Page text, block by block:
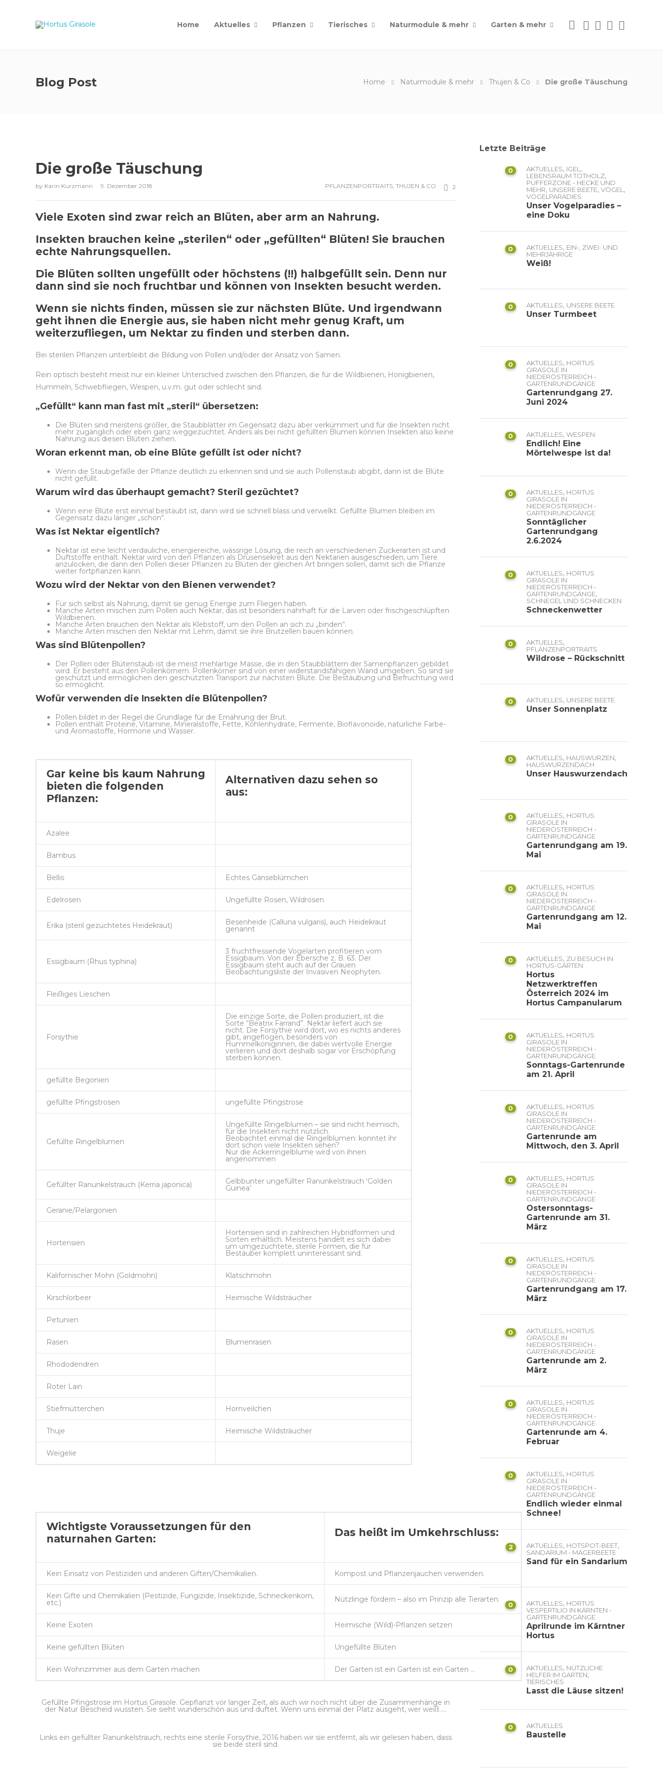
Home Aktuelles Pflanzen Tierisches Naturmodule & mehr Garten & mehr
Blog Post Home Naturmodule & mehr Thujen & Co Die große Täuschung
Die große Täuschung
by Karin Kurzmann 9. Dezember 2018 PFLANZENPORTRAITS, THUJEN & CO 2
Viele Exoten sind zwar reich an Blüten, aber arm an Nahrung.
Insekten brauchen keine „sterilen“ oder „gefüllten“ Blüten! Sie brauchen
echte Nahrungsquellen.
Die Blüten sollten ungefüllt oder höchstens (!!) halbgefüllt sein. Denn nur
dann sind sie noch fruchtbar und können von Insekten besucht werden.
Wenn sie nichts finden, müssen sie zur nächsten Blüte. Und irgendwann
geht ihnen die Energie aus, sie haben nicht mehr genug Kraft, um
weiterzufliegen, um Nektar zu finden und sterben dann.
Bei sterilen Pflanzen unterbleibt die Bildung von Pollen und/oder der Ansatz von Samen.
Rein optisch besteht meist nur ein kleiner Unterschied zwischen den Pflanzen, die für die Wildbienen, Honigbienen,
Hummeln, Schwebfliegen, Wespen, u.v.m. gut oder schlecht sind.
„Gefüllt“ kann man fast mit „steril“ übersetzen:
Die Blüten sind meistens größer, die Staubblätter im Gegensatz dazu aber verkümmert und für die Insekten nicht
mehr zugänglich oder eben ganz weggezüchtet. Anders als bei nicht gefüllten Blumen können Insekten also keine
Nahrung aus diesen Blüten ziehen.
Woran erkennt man, ob eine Blüte gefüllt ist oder nicht?
Wenn die Staubgefäße der Pflanze deutlich zu erkennen sind und sie auch Pollenstaub abgibt, dann ist die Blüte
nicht gefüllt.
Warum wird das überhaupt gemacht? Steril gezüchtet?
Wenn eine Blüte erst einmal bestäubt ist, dann wird sie schnell blass und verwelkt. Gefüllte Blumen bleiben im
Gegensatz dazu länger „schön“.
Was ist Nektar eigentlich?
Nektar ist eine leicht verdauliche, energiereiche, wässrige Lösung, die reich an verschiedenen Zuckerarten ist und
Duftstoffe enthält. Nektar wird von den Pflanzen als Drüsensekret aus den Nektarien ausgeschieden, um Tiere
anzulocken, die dann den Pollen dieser Pflanzen zu Blüten der gleichen Art bringen sollen, damit sich die Pflanze
weiter fortpflanzen kann.
Wozu wird der Nektar von den Bienen verwendet?
Für sich selbst als Nahrung, damit sie genug Energie zum Fliegen haben.
Manche Arten mischen zum Pollen auch Nektar, das ist besonders nahrhaft für die Larven oder frischgeschlüpften
Wildbienen.
Manche Arten brauchen den Nektar als Klebstoff, um den Pollen an sich zu „binden“.
Manche Arten mischen den Nektar mit Lehm, damit sie ihre Brutzellen bauen können.
Was sind Blütenpollen?
Der Pollen oder Blütenstaub ist die meist mehlartige Masse, die in den Staubblättern der Samenpflanzen gebildet
wird. Er besteht aus den Pollenkörnern. Pollenkörner sind von einer widerstandsfähigen Wand umgeben. So sind sie
geschützt und ermöglichen den geschützten Transport zur nächsten Blüte. Die Bestäubung und Befruchtung wird
so ermöglicht.
Wofür verwenden die Insekten die Blütenpollen?
Pollen bildet in der Regel die Grundlage für die Ernährung der Brut.
Pollen enthält Proteine, Vitamine, Mineralstoffe, Fette, Kohlenhydrate, Fermente, Bioflavonoide, natürliche Farbe-
und Aromastoffe, Hormone und Wasser.
Gar keine bis kaum Nahrung
bieten die folgenden
Pflanzen:
Alternativen dazu sehen so
aus:
Azalee
Bambus
Bellis Echtes Gänseblümchen
Edelrosen Ungefüllte Rosen, Wildrosen
Erika (steril gezüchtetes Heidekraut) Besenheide (Calluna vulgaris), auch Heidekraut
genannt
Essigbaum (Rhus typhina)
3 fruchtfressende Vogelarten profitieren vom
Essigbaum. Von der Ebersche z. B. 63. Der
Essigbaum steht auch auf der Grauen
Beobachtungsliste der Invasiven Neophyten.
Fleißiges Lieschen
Forsythie
Die einzige Sorte, die Pollen produziert, ist die
Sorte “Beatrix Farrand”. Nektar liefert auch sie
nicht. Die Forsythie wird dort, wo es nichts anderes
gibt, angeflogen, besonders von
Hummelköniginnen, die dabei wertvolle Energie
verlieren und dort deshalb sogar vor Erschöpfung
sterben können.
gefüllte Begonien
gefüllte Pfingstrosen ungefüllte Pfingstrose
Gefüllte Ringelblumen
Ungefüllte Ringelblumen – sie sind nicht heimisch,
für die Insekten nicht nützlich.
Beobachtet einmal die Ringelblumen: konntet ihr
dort schon viele Insekten sehen?
Nur die Ackerringelblume wird von ihnen
angenommen
Gefüllter Ranunkelstrauch (Kerria japonica) Gelbbunter ungefüllter Ranunkelstrauch ‘Golden
Guinea’
Geranie/Pelargonien
Hortensien
Hortensien sind in zahlreichen Hybridformen und
Sorten erhältlich. Meistens handelt es sich dabei
um umgezüchtete, sterile Formen, die für
Bestäuber komplett uninteressant sind.
Kalifornischer Mohn (Goldmohn) Klatschmohn
Kirschlorbeer Heimische Wildsträucher
Petunien
Rasen Blumenrasen
Rhododendren
Roter Lain
Stiefmütterchen Hornveilchen
Thuje Heimische Wildsträucher
Weigelie
Wichtigste Voraussetzungen für den
naturnahen Garten:
Das heißt im Umkehrschluss:
Kein Einsatz von Pestiziden und anderen Giften/Chemikalien. Kompost und Pflanzenjauchen verwenden.
Kein Gifte und Chemikalien (Pestizide, Fungizide, Insektizide, Schneckenkorn,
etc.) Nützlinge fördern – also im Prinzip alle Tierarten.
Keine Exoten Heimische (Wild)-Pflanzen setzen
Keine gefüllten Blüten Ungefüllte Blüten
Kein Wohnzimmer aus dem Garten machen Der Garten ist ein Garten ist ein Garten …
Gefüllte Pfingstrose im Hortus Girasole. Gepflanzt vor langer Zeit, als auch wir noch nicht über die Zusammenhänge in
der Natur Bescheid wussten. Sie sieht wunderschön aus und duftet. Wenn uns einmal der Platz ausgeht, wer weiß…..
Links ein gefüllter Ranunkelstrauch, rechts eine sterile Forsythie, 2016 haben wir sie entfernt, als wir gelesen haben, dass
sie beide steril sind.
Letzte Beiträge
0 AKTUELLES, IGEL ,
LEBENSRAUM TOTHOLZ,
PUFFERZONE - HECKE UND
MEHR, UNSERE BEETE, VÖGEL ,
VOGELPARADIES
Unser Vogelparadies –
eine Doku
0 AKTUELLES, EIN-, ZWEI- UND
MEHRJÄHRIGE
Weiß!
0 AKTUELLES, UNSERE BEETE
Unser Turmbeet
0 AKTUELLES, HORTUS
GIRASOLE IN
NIEDERÖSTERREICH -
GARTENRUNDGÄNGE
Gartenrundgang 27.
Juni 2024
0 AKTUELLES, WESPEN
Endlich! Eine
Mörtelwespe ist da!
0 AKTUELLES, HORTUS
GIRASOLE IN
NIEDERÖSTERREICH -
GARTENRUNDGÄNGE
Sonntäglicher
Gartenrundgang
2.6.2024
0 AKTUELLES, HORTUS
GIRASOLE IN
NIEDERÖSTERREICH -
GARTENRUNDGÄNGE,
SCHNEGEL UND SCHNECKEN
Schneckenwetter
0 AKTUELLES,
PFLANZENPORTRAITS
Wildrose – Rückschnitt
0 AKTUELLES, UNSERE BEETE
Unser Sonnenplatz
0 AKTUELLES, HAUSWURZEN,
HAUSWURZENDACH
Unser Hauswurzendach
0 AKTUELLES, HORTUS
GIRASOLE IN
NIEDERÖSTERREICH -
GARTENRUNDGÄNGE
Gartenrundgang am 19.
Mai
0 AKTUELLES, HORTUS
GIRASOLE IN
NIEDERÖSTERREICH -
GARTENRUNDGÄNGE
Gartenrundgang am 12.
Mai
0 AKTUELLES, ZU BESUCH IN
HORTUS-GÄRTEN
Hortus
Netzwerktreffen
Österreich 2024 im
Hortus Campanularum
0 AKTUELLES, HORTUS
GIRASOLE IN
NIEDERÖSTERREICH -
GARTENRUNDGÄNGE
Sonntags-Gartenrunde
am 21. April
0 AKTUELLES, HORTUS
GIRASOLE IN
NIEDERÖSTERREICH -
GARTENRUNDGÄNGE
Gartenrunde am
Mittwoch, den 3. April
0 AKTUELLES, HORTUS
GIRASOLE IN
NIEDERÖSTERREICH -
GARTENRUNDGÄNGE
Ostersonntags-
Gartenrunde am 31.
März
0 AKTUELLES, HORTUS
GIRASOLE IN
NIEDERÖSTERREICH -
GARTENRUNDGÄNGE
Gartenrundgang am 17.
März
0 AKTUELLES, HORTUS
GIRASOLE IN
NIEDERÖSTERREICH -
GARTENRUNDGÄNGE
Gartenrunde am 2.
März
0 AKTUELLES, HORTUS
GIRASOLE IN
NIEDERÖSTERREICH -
GARTENRUNDGÄNGE
Gartenrunde am 4.
Februar
0 AKTUELLES, HORTUS
GIRASOLE IN
NIEDERÖSTERREICH -
GARTENRUNDGÄNGE
Endlich wieder einmal
Schnee!
2 AKTUELLES, HOTSPOT-BEET,
SANDARIUM - MAGERBEETE
Sand für ein Sandarium
0 AKTUELLES, HORTUS
VESPERTILIO IN KÄRNTEN -
GARTENRUNDGÄNGE
Aprilrunde im Kärntner
Hortus
0 AKTUELLES, NÜTZLICHE
HELFER IM GARTEN,
TIERISCHES
Lasst die Läuse sitzen!
0 AKTUELLES
Baustelle